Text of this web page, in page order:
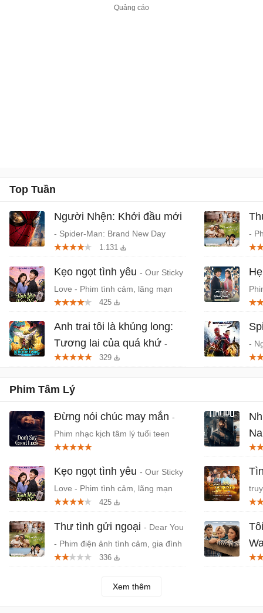
01/03/2025.
Top Tuần
Người Nhện: Khởi đầu mới
- Spider-Man: Brand New Day
(2026) chiếu rạp
1.131
Kẹo ngọt tình yêu - Our Sticky
Love - Phim tình cảm, lãng mạn
Hàn Quốc
425
Anh trai tôi là khủng long:
Tương lai của quá khứ -
Phim anime hành động, thần thoại
329
-
-
Phim Tâm Lý
Đừng nói chúc may mắn -
Phim nhạc kịch tâm lý tuổi teen
trên Netflix
Kẹo ngọt tình yêu - Our Sticky
Love - Phim tình cảm, lãng mạn
Hàn Quốc
425
Thư tình gửi ngoại - Dear You
- Phim điện ảnh tình cảm, gia đình
Trung Quốc
336
Xem thêm